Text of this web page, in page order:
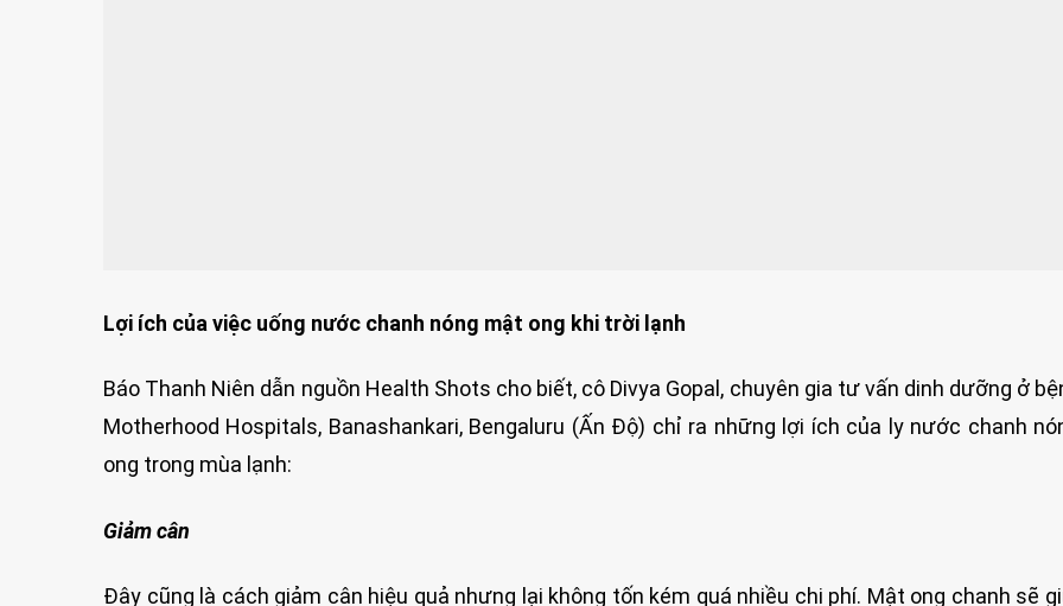
Lợi ích của việc uống nước chanh nóng mật ong khi trời lạnh
Báo Thanh Niên dẫn nguồn Health Shots cho biết, cô Divya Gopal, chuyên gia tư vấn dinh dưỡng ở
Motherhood Hospitals, Banashankari, Bengaluru (Ấn Độ) chỉ ra những lợi ích của ly nước chanh
ong trong mùa lạnh:
Giảm cân
Đây cũng là cách giảm cân hiệu quả nhưng lại không tốn kém quá nhiều chi phí. Mật ong chanh sẽ